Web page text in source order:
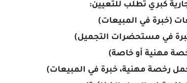
كبري تطلب للتعيين: